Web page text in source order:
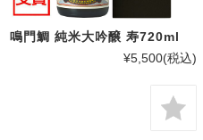
鳴門鯛 純米大吟醸 寿720ml
¥5,500(税込)